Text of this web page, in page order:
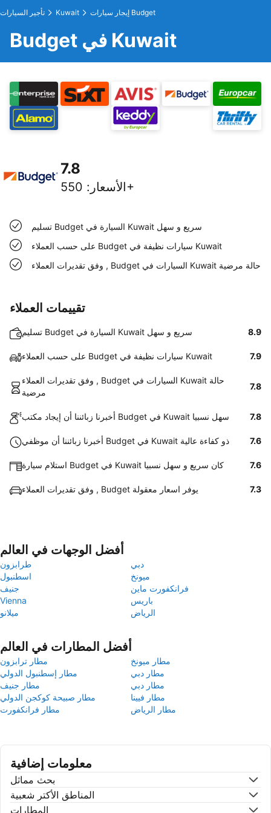
تأجير السيارات Kuwait إيجار سيارات Budget
Budget في Kuwait
7.8
الأسعار : 550+
تسليم Budget السيارة في Kuwait سريع و سهل
على حسب العملاء Budget سيارات نظيفة في Kuwait
وفق تقديرات العملاء , Budget السيارات في Kuwait حالة مرضية
تقييمات العملاء
تسليم Budget السيارة في Kuwait سريع و سهل 8.9
على حسب العملاء Budget سيارات نظيفة في Kuwait 7.9
وفق تقديرات العملاء , Budget السيارات في Kuwait حالة
مرضية
7.8
أخبرنا زبائننا أن إيجاد مكتب Budget في Kuwait سهل نسبيا 7.8
أخبرنا زبائننا أن موظفي Budget في Kuwait ذو كفاءة عالية 7.6
استلام سيارة Budget في Kuwait كان سريع و سهل نسبيا 7.6
وفق تقديرات العملاء , Budget يوفر اسعار معقولة 7.3
أفضل الوجهات في العالم
طرابزون
دبي
اسطنبول
ميونخ
جنيف
فرانكفورت ماين
Vienna
باريس
ميلانو
الرياض
أفضل المطارات في العالم
مطار ترابزون
مطار ميونخ
مطار إسطنبول الدولي
مطار دبي
مطار جنيف
مطار دبي
مطار صبيحة كوكجن الدولي
مطار فيينا
مطار فرانكفورت
مطار الرياض
معلومات إضافية
بحث مماثل
المناطق الأكتر شعبية
المطارات